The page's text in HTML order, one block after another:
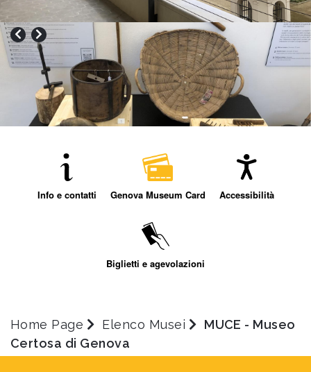
Info e contatti Genova Museum Card Accessibilità
Biglietti e agevolazioni
Home Page Elenco Musei
MUCE - Museo
Certosa di Genova